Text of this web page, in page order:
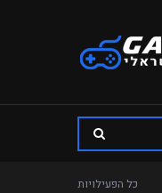
כל הפעילויות